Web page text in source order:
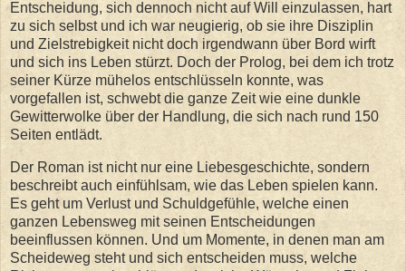
Entscheidung, sich dennoch nicht auf Will einzulassen, hart
zu sich selbst und ich war neugierig, ob sie ihre Disziplin
und Zielstrebigkeit nicht doch irgendwann über Bord wirft
und sich ins Leben stürzt. Doch der Prolog, bei dem ich trotz
seiner Kürze mühelos entschlüsseln konnte, was
vorgefallen ist, schwebt die ganze Zeit wie eine dunkle
Gewitterwolke über der Handlung, die sich nach rund 150
Seiten entlädt.
Der Roman ist nicht nur eine Liebesgeschichte, sondern
beschreibt auch einfühlsam, wie das Leben spielen kann.
Es geht um Verlust und Schuldgefühle, welche einen
ganzen Lebensweg mit seinen Entscheidungen
beeinflussen können. Und um Momente, in denen man am
Scheideweg steht und sich entscheiden muss, welche